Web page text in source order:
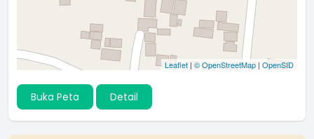
Leaflet | © OpenStreetMap | OpenSID
Buka Peta Detail